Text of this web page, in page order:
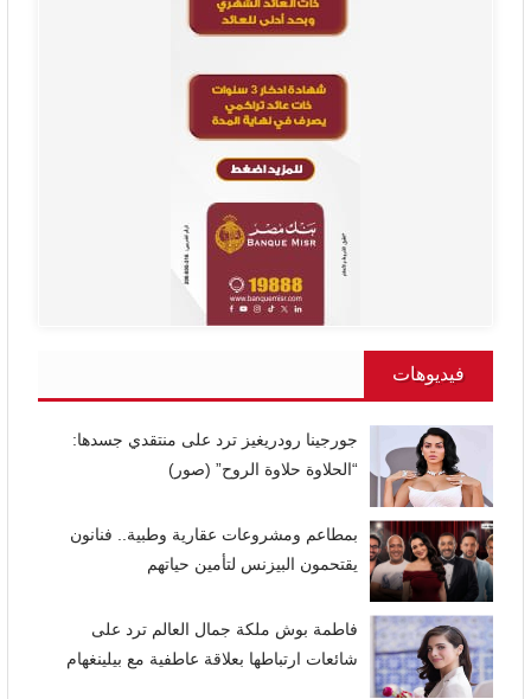
فيديوهات
جورجينا رودريغيز ترد على منتقدي جسدها:
“الحلاوة حلاوة الروح” (صور)
بمطاعم ومشروعات عقارية وطبية.. فنانون
يقتحمون البيزنس لتأمين حياتهم
فاطمة بوش ملكة جمال العالم ترد على
شائعات ارتباطها بعلاقة عاطفية مع بيلينغهام